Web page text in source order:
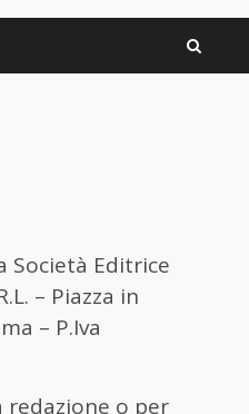
Società Editrice
– Piazza in
– P.Iva
redazione o per